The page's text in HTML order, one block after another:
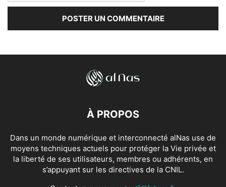
À PROPOS
Dans un monde numérique et interconnecté alNas use de
moyens techniques actuels pour protéger la Vie privée et
la liberté de ses utilisateurs, membres ou adhérents, en
s’appuyant sur les directives de la CNIL.